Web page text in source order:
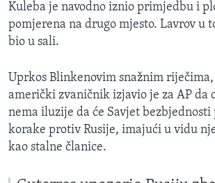
Kuleba je navodno iznio primjedbu i
pomjerena na drugo mjesto. Lavrov u
bio u sali.
Uprkos Blinkenovim snažnim
američki zvaničnik izjavio je za AP da
nema iluzije da će Savjet
korake protiv Rusije, imajući u vidu
kao stalne članice.